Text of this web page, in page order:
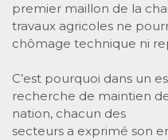
premier maillon de la
travaux agricoles ne
chômage technique ni
C’est pourquoi dans un
recherche de maintien
nation, chacun des
secteurs a exprimé son